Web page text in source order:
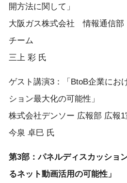
開方法に関して」
大阪ガス株式会社 情報通信
チーム
三上 彩 氏
ゲスト講演3：「BtoB企業にお
ション最大化の可能性」
株式会社デンソー 広報部 広報
今泉 卓巳 氏
第3部：パネルディスカッショ
るネット動画活用の可能性」